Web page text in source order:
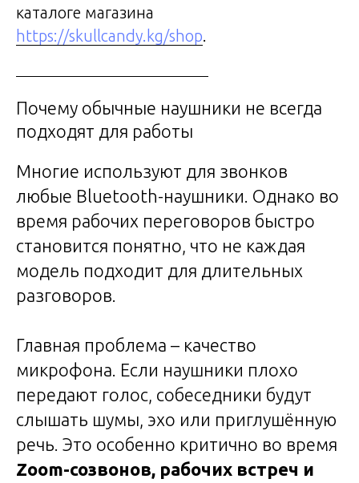
каталоге магазина
https://skullcandy.kg/shop.
Почему обычные наушники не всегда
подходят для работы
Многие используют для звонков
любые Bluetooth-наушники. Однако во
время рабочих переговоров быстро
становится понятно, что не каждая
модель подходит для длительных
разговоров.
Главная проблема – качество
микрофона. Если наушники плохо
передают голос, собеседники будут
слышать шумы, эхо или приглушённую
речь. Это особенно критично во время
Zoom-созвонов, рабочих встреч и